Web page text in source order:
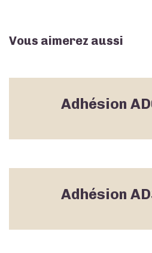
Vous aimerez aussi
Adhésion
Adhésion